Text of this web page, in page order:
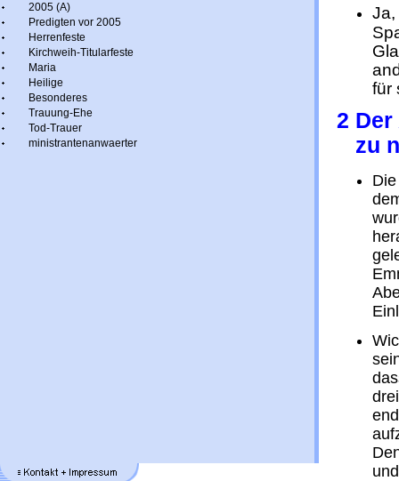
2005 (A)
Predigten vor 2005
Herrenfeste
Kirchweih-Titularfeste
Maria
Heilige
Besonderes
Trauung-Ehe
Tod-Trauer
ministrantenanwaerter
Ja,
für
2
zu